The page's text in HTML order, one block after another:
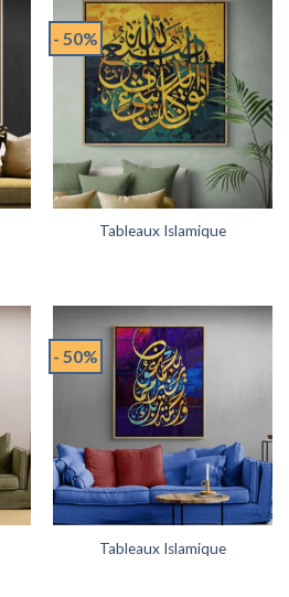
- 50%
Tableaux Islamique
- 50%
Tableaux Islamique